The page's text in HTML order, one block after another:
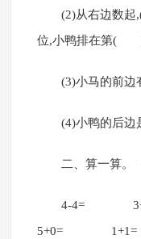
(2)从右边数
位,小鸭排在第( )
(3)小马的前
(4)小鸭的后
二、算一算。
4-4=
5+0= 1+1=